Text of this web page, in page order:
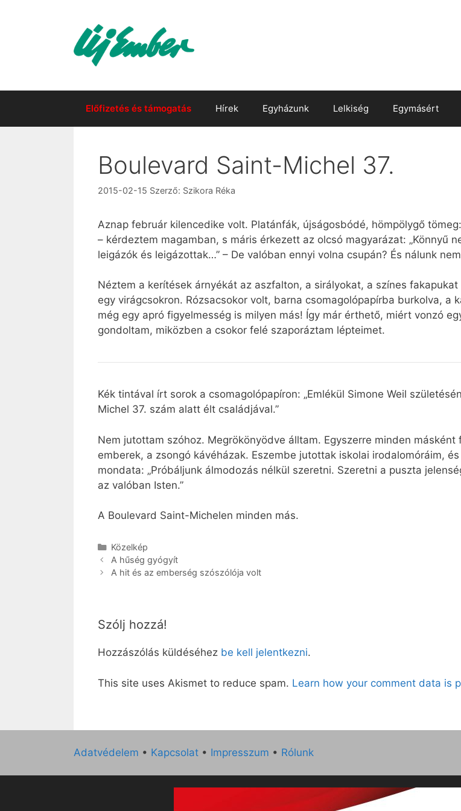
Előfizetés és támogatás Hírek Egyházunk Lelkiség Egymásért
Boulevard Saint-Michel 37.
2015-02-15 Szerző: Szikora Réka
Aznap február kilencedike volt. Platánfák, újságosbódé, hömpölygő
– kérdeztem magamban, s máris érkezett az olcsó magyarázat: „Könnyű
leigázók és leigázottak…” – De valóban ennyi volna csupán? És nálunk
Néztem a kerítések árnyékát az aszfalton, a sirályokat, a színes
egy virágcsokron. Rózsacsokor volt, barna csomagolópapírba burkolva, a
még egy apró figyelmesség is milyen más! Így már érthető, miért vonzó
gondoltam, miközben a csokor felé szaporáztam lépteimet.
Kék tintával írt sorok a csomagolópapíron: „Emlékül Simone Weil
Michel 37. szám alatt élt családjával.”
Nem jutottam szóhoz. Megrökönyödve álltam. Egyszerre minden
emberek, a zsongó kávéházak. Eszembe jutottak iskolai irodalomóráim,
mondata: „Próbáljunk álmodozás nélkül szeretni. Szeretni a puszta
az valóban Isten.”
A Boulevard Saint-Michelen minden más.
Kategória
Közelkép
A hűség gyógyít
A hit és az emberség szószólója volt
Szólj hozzá!
Hozzászólás küldéséhez be kell jelentkezni.
This site uses Akismet to reduce spam. Learn how your comment data is
Adatvédelem • Kapcsolat • Impresszum • Rólunk